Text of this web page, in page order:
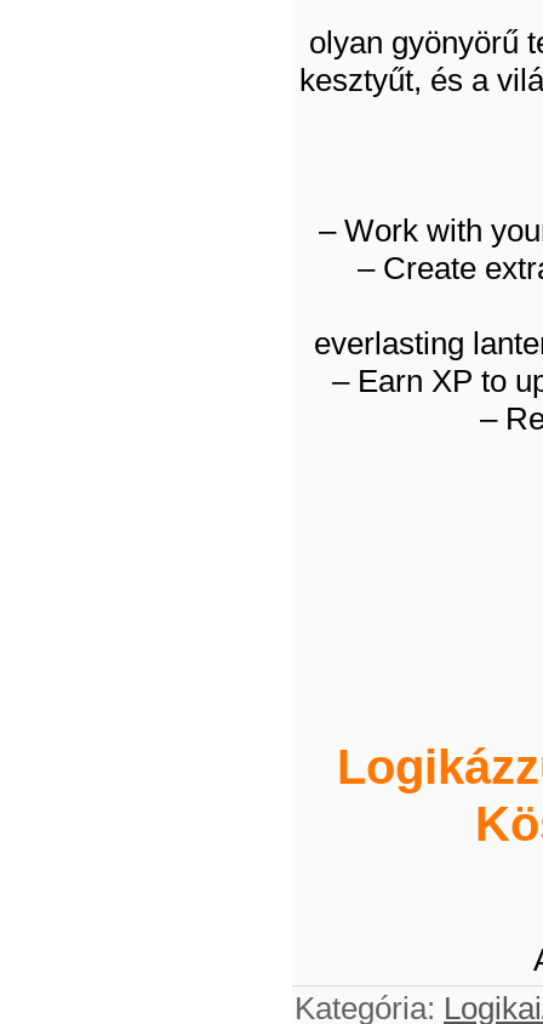
olyan gyönyörű
kesztyűt, és a
– Work with
– Create
everlasting
– Earn XP to
–
Kategória: